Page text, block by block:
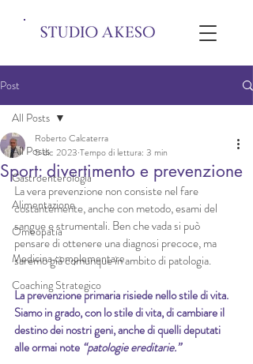
Post
All Posts
Gastroenterologia
Alimentazione
Omeopatia
Medicina complementare
Coaching Strategico
All Posts
Sport: divertimento e prevenzione
Roberto Calcaterra
5 dic 2023 Tempo di lettura: 3 min
La vera prevenzione non consiste nel fare
costantemente, anche con metodo, esami del
sangue e strumentali. Ben che vada si può
pensare di ottenere una diagnosi precoce, ma
saremo già comunque in ambito di patologia.
La prevenzione primaria risiede nello stile di vita.
Siamo in grado, con lo stile di vita, di cambiare il
destino dei nostri geni, anche di quelli deputati
alle ormai note “patologie ereditarie.”